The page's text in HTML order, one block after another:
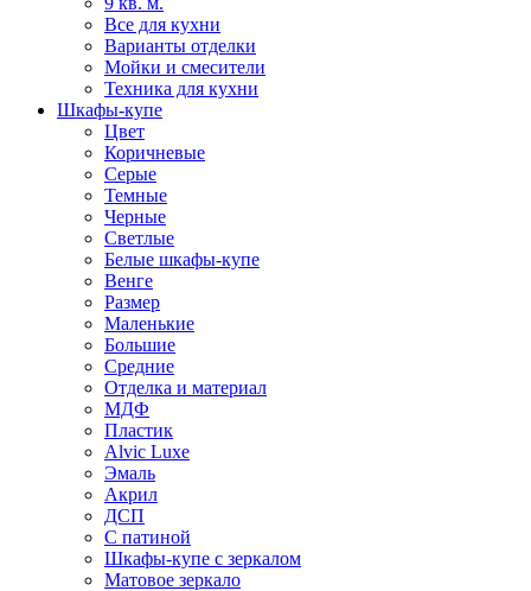
Все для кухни
Варианты отделки
Мойки и смесители
Техника для кухни
Шкафы-купе
Цвет
Коричневые
Серые
Темные
Черные
Светлые
Белые шкафы-купе
Венге
Размер
Маленькие
Большие
Средние
Отделка и материал
МДФ
Пластик
Alvic Luxe
Эмаль
Акрил
ДСП
С патиной
Шкафы-купе с зеркалом
Матовое зеркало